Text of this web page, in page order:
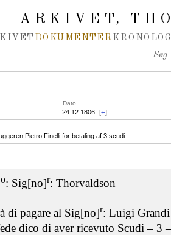
ARKIVET,
DOKUMENTER
Søg
Dato
24.12.1806 [+]
Pietro Finelli for betaling af 3 scudi.
o: Sig[no]r: Thorvaldson
di pagare al Sig[no]r: Luigi Grandi
dico di aver ricevuto Scudi – 3 –